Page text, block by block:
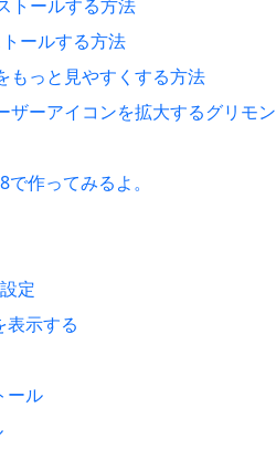
トールする方法
ールする方法
っと見やすくする方法
ーアイコンを拡大するグリモン
作ってみるよ。
定
示する
ール